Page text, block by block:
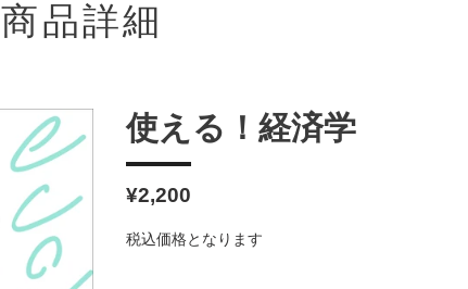
商品詳細
使える！経済学
通
¥2,200
税込価格となります